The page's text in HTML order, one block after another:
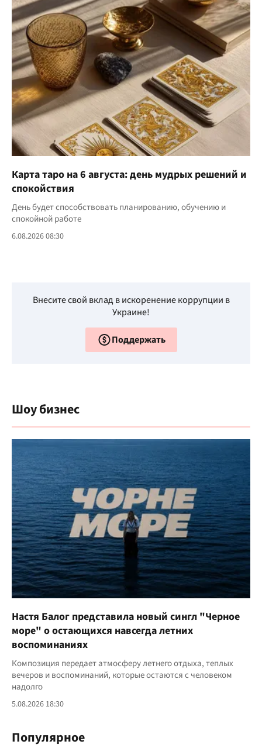
Карта таро на 6 августа: день мудрых решений и
спокойствия
День будет способствовать планированию, обучению и
спокойной работе
6.08.2026 08:30
Внесите свой вклад в искоренение коррупции в
Украине!
Поддержать
Шоу бизнес
Настя Балог представила новый сингл "Черное
море" о остающихся навсегда летних
воспоминаниях
Композиция передает атмосферу летнего отдыха, теплых
вечеров и воспоминаний, которые остаются с человеком
надолго
5.08.2026 18:30
Популярное